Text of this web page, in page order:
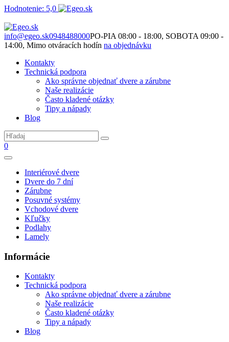
Hodnotenie: 5,0
info@egeo.sk0948488000PO-PIA 08:00 - 18:00, SOBOTA 09:00 -
14:00, Mimo otváracích hodín na objednávku
Kontakty
Technická podpora
Ako správne objednať dvere a zárubne
Naše realizácie
Často kladené otázky
Tipy a nápady
Blog
0
Interiérové dvere
Dvere do 7 dní
Zárubne
Posuvné systémy
Vchodové dvere
Kľučky
Podlahy
Lamely
Informácie
Kontakty
Technická podpora
Ako správne objednať dvere a zárubne
Naše realizácie
Často kladené otázky
Tipy a nápady
Blog